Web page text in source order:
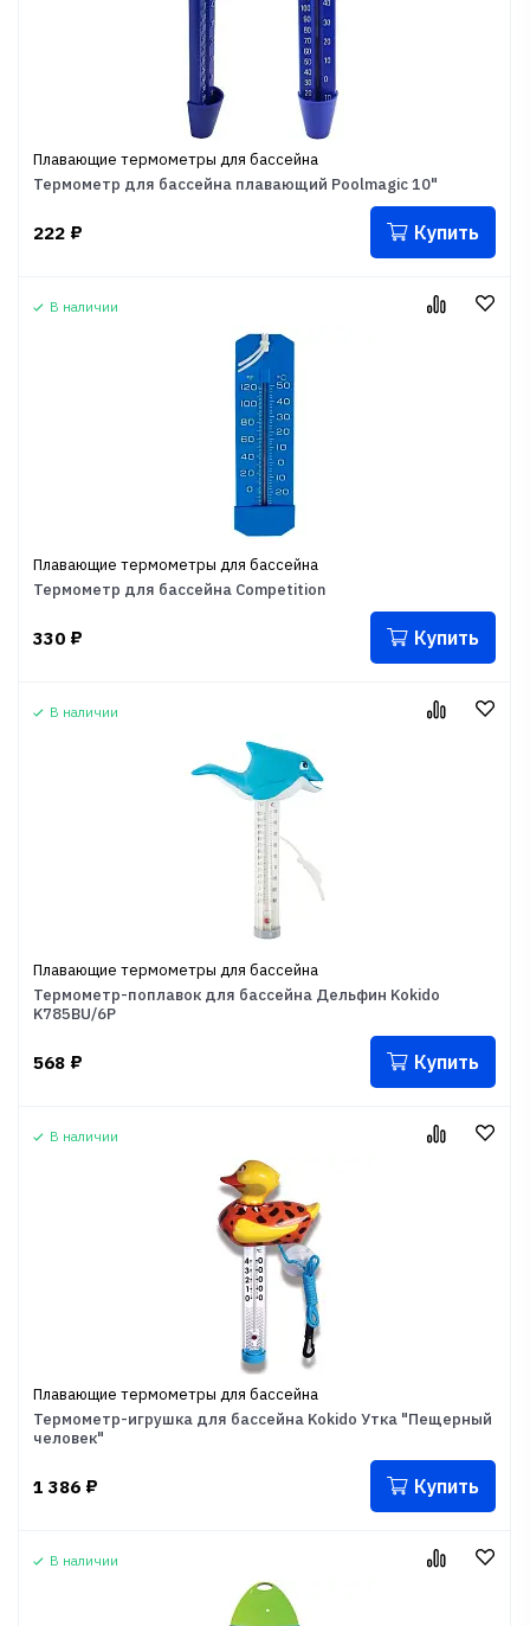
Плавающие термометры для бассейна
Термометр для бассейна плавающий Poolmagic 10"
222 ₽ Купить
В наличии
Плавающие термометры для бассейна
Термометр для бассейна Competition
330 ₽ Купить
В наличии
Плавающие термометры для бассейна
Термометр-поплавок для бассейна Дельфин Kokido
K785BU/6P
568 ₽ Купить
В наличии
Плавающие термометры для бассейна
Термометр-игрушка для бассейна Kokido Утка "Пещерный
человек"
1 386 ₽ Купить
В наличии